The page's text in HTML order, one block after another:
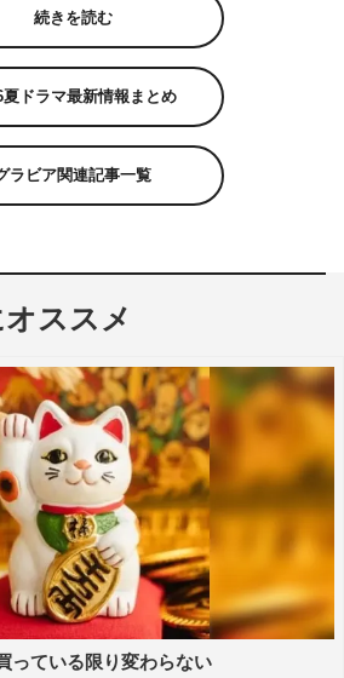
続きを読む
夏ドラマ最新情報まとめ
ラビア関連記事一覧
ススメ
っている限り変わらない